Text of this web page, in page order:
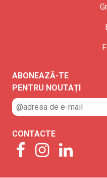
ABONEAZĂ-TE
PENTRU NOUTAȚI
CONTACTE